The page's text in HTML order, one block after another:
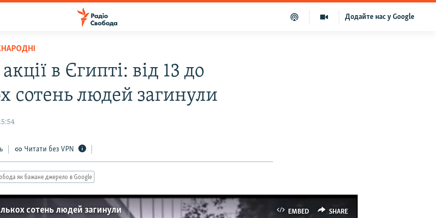
Додайте нас у Google
в Єгипті: від 13 до
сотень людей загинули
Читати без VPN
як бажане джерело в Google
EMBED SHARE
сотень людей загинули